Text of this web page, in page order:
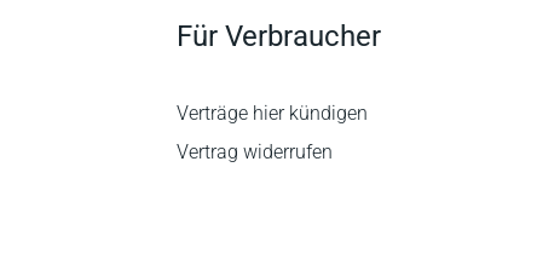
Für Verbraucher
Verträge hier kündigen
Vertrag widerrufen